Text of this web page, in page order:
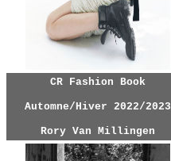
CR Fashion Book
Automne/Hiver 2022/2023
Rory Van Millingen